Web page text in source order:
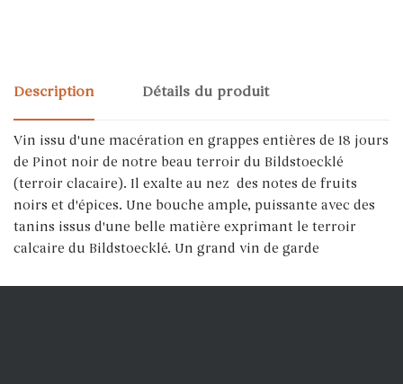
Description Détails du produit
Vin issu d'une macération en grappes entières de 18 jours
de Pinot noir de notre beau terroir du Bildstoecklé
(terroir clacaire). Il exalte au nez des notes de fruits
noirs et d'épices. Une bouche ample, puissante avec des
tanins issus d'une belle matière exprimant le terroir
calcaire du Bildstoecklé. Un grand vin de garde